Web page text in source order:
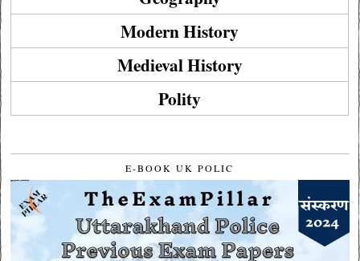
Modern History
Medieval History
Polity
E-BOOK UK POLIC